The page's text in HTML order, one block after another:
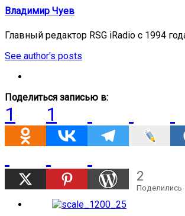
Владимир Чуев
Главный редактор RSG iRadio с 1994
See author's posts
Поделиться записью в:
1 1
2
Поделились